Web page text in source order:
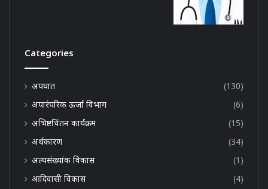
Categories
अपघात
(130)
अपारंपरिक ऊर्जा विभाग
(6)
अभिष्टचिंतन कार्यक्रम
(15)
अर्थकारण
(34)
अल्पसंख्यांक विकास
(1)
आदिवासी विकास
(4)